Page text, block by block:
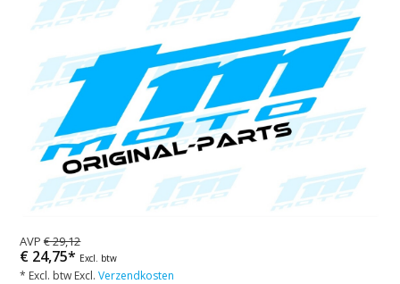
AVP€ 29,12
€ 24,75* Excl. btw
* Excl. btw Excl.Verzendkosten